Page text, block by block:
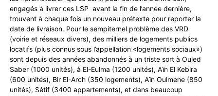
engagés à livrer ces LSP avant la fin de l’année dernière,
trouvent à chaque fois un nouveau prétexte pour reporter la
date de livraison. Pour le sempiternel problème des VRD
(voirie et réseaux divers), des milliers de logements publics
locatifs (plus connus sous l’appellation «logements sociaux»)
sont depuis des années abandonnés à un triste sort à Ouled
Saber (1000 unités), à El-Eulma (1200 unités), Aïn El Kebira
(600 unités), Bir El-Arch (350 logements), Aïn Oulmene (850
unités), Sétif (3400 appartements), et dans beaucoup